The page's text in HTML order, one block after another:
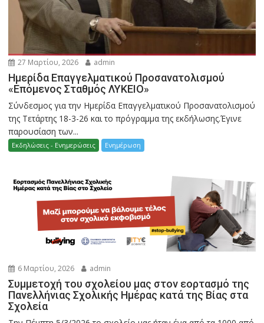
27 Μαρτίου, 2026 admin
Ημερίδα Επαγγελματικού Προσανατολισμού
«Επόμενος Σταθμός ΛΥΚΕΙΟ»
Σύνδεσμος για την Ημερίδα Επαγγελματικού Προσανατολισμού
της Τετάρτης 18-3-26 και το πρόγραμμα της εκδήλωσης.Έγινε
παρουσίαση των...
Εκδηλώσεις - Ενημερώσεις Ενημέρωση
6 Μαρτίου, 2026 admin
Συμμετοχή του σχολείου μας στον εορτασμό της
Πανελλήνιας Σχολικής Ημέρας κατά της Βίας στα
Σχολεία